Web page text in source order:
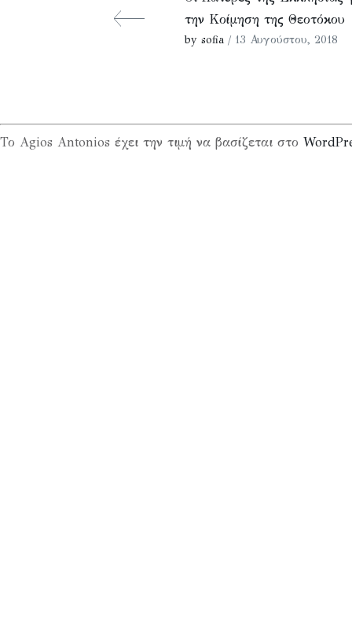
την Κοίμηση της Θεοτόκου
by sofia / 13 Αυγούστου, 2018
Το Agios Antonios έχει την τιμή να βασίζεται στο